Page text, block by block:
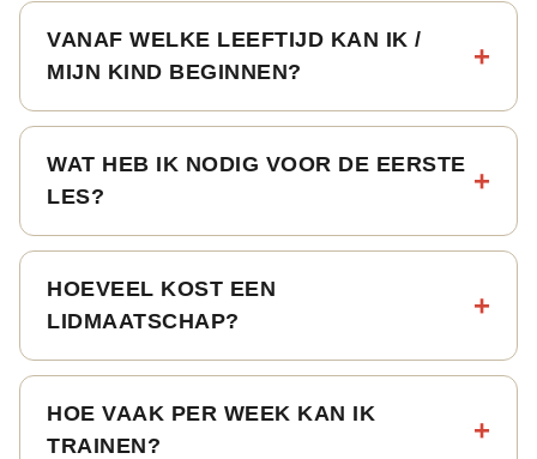
VANAF WELKE LEEFTIJD KAN IK /
MIJN KIND BEGINNEN?
WAT HEB IK NODIG VOOR DE EERSTE
LES?
HOEVEEL KOST EEN
LIDMAATSCHAP?
HOE VAAK PER WEEK KAN IK
TRAINEN?